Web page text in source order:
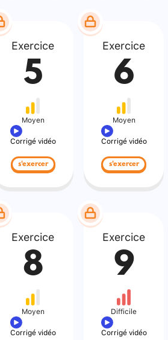
Exercice
5
Moyen
Corrigé vidéo
s'exercer
Exercice
6
Moyen
Corrigé vidéo
s'exercer
Exercice
8
Moyen
Corrigé vidéo
Exercice
9
Difficile
Corrigé vidéo